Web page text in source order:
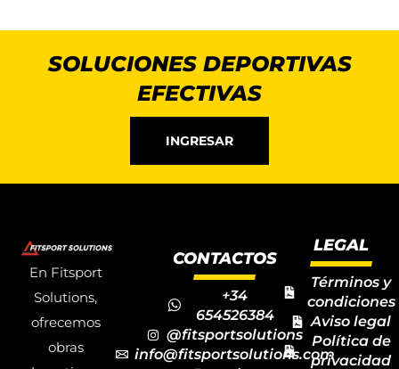
SOLUCIONES DEPORTIVAS
EFECTIVAS
INGRESAR
En Fitsport
Solutions,
ofrecemos
obras
CONTACTOS
+34
654526384
@fitsportsolutions
info@fitsportsolutions.com
LEGAL
Términos y
condiciones
Aviso legal
Política de
privacidad